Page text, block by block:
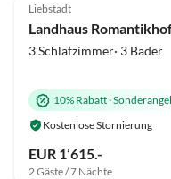
Luxus
Liebstadt
Landhaus
3 Schlafzimmer· 3 Bäder
10% Rabatt·
Kostenlose Stornierung
EUR 1’615.-
2 Gäste / 7 Nächte